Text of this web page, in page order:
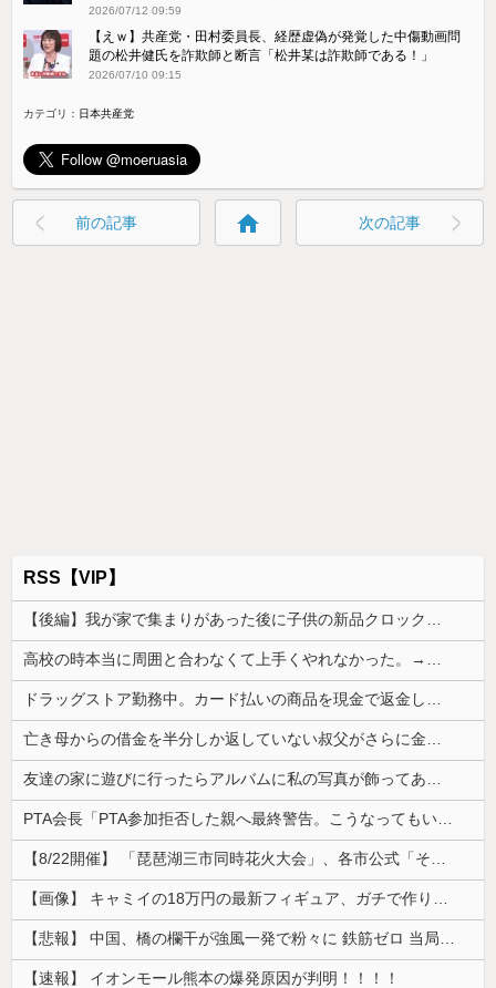
2026/07/12 09:59
【えｗ】共産党・田村委員長、経歴虚偽が発覚した中傷動画問
題の松井健氏を詐欺師と断言「松井某は詐欺師である！」
2026/07/10 09:15
カテゴリ： 日本共産党
前の記事 home 次の記事
RSS【VIP】
【速報】 イオンモール熊本の爆発原因が判明！！！！